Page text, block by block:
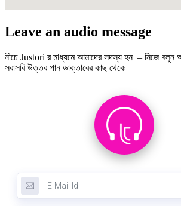
Leave an audio message
নীচে Justori র মাধ্যমে আমাদের সদস্য হন – নিজে বলুন
সরাসরি উত্তর পান ডাক্তারের কাছ থেকে